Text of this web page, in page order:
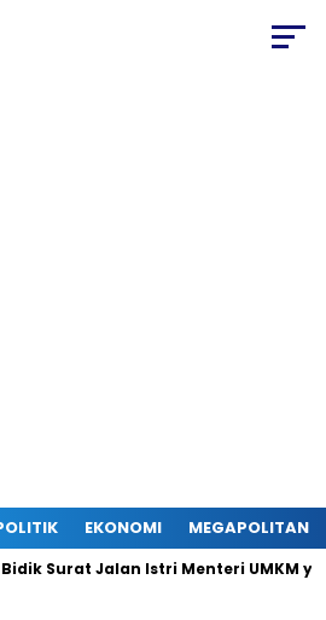
EKONOMI MEGAPOLITAN
Surat Jalan Istri Menteri UMKM